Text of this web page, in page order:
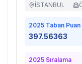
İSTANBUL
2025 Taban Puan
397.56363
2025 Sıralama